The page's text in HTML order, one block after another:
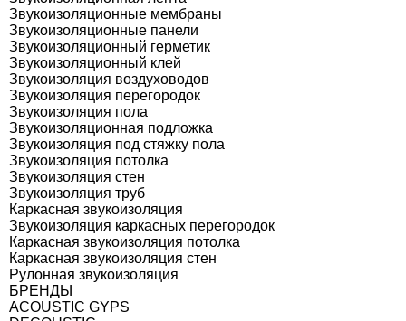
Звукоизоляционные мембраны
Звукоизоляционные панели
Звукоизоляционный герметик
Звукоизоляционный клей
Звукоизоляция воздуховодов
Звукоизоляция перегородок
Звукоизоляция пола
Звукоизоляционная подложка
Звукоизоляция под стяжку пола
Звукоизоляция потолка
Звукоизоляция стен
Звукоизоляция труб
Каркасная звукоизоляция
Звукоизоляция каркасных перегородок
Каркасная звукоизоляция потолка
Каркасная звукоизоляция стен
Рулонная звукоизоляция
БРЕНДЫ
ACOUSTIC GYPS